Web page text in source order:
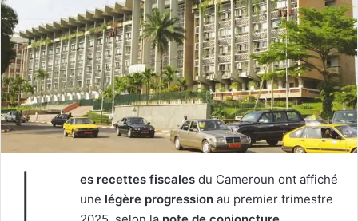
es recettes fiscalesdu Cameroun ont affiché
une légère progressionau premier trimestre